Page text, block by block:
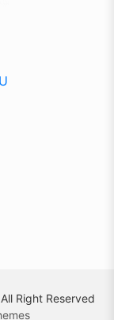
Right Reserved